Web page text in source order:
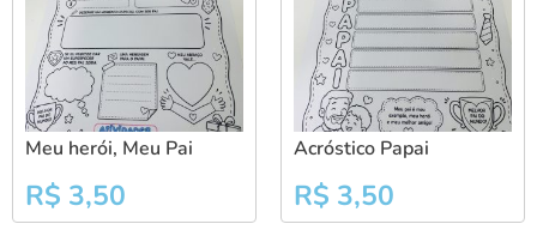
Meu herói, Meu Pai
R$ 3,50
Acróstico Papai
R$ 3,50